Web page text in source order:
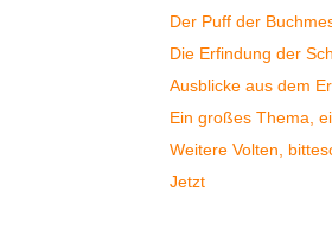
Der Puff der
Die Erfindung der
Ausblicke aus dem
Ein großes Thema,
Weitere Volten,
Jetzt